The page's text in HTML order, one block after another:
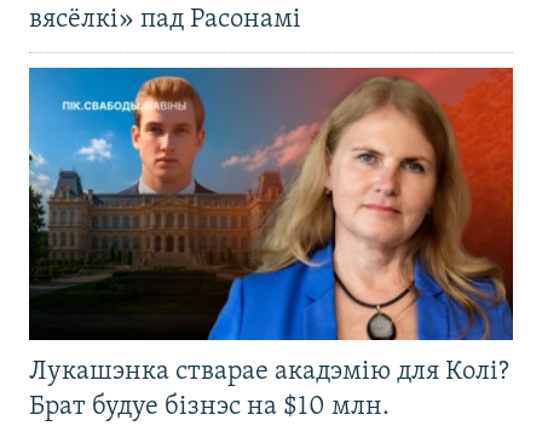
вясёлкі» пад Расонамі
Лукашэнка стварае акадэмію для Колі?
Брат будуе бізнэс на $10 млн.